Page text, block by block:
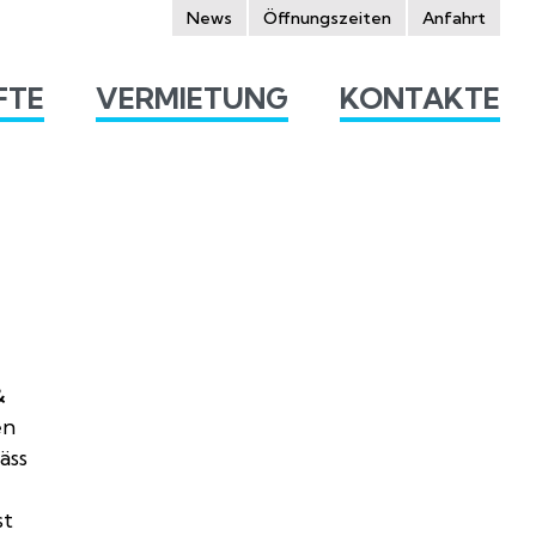
News Öffnungszeiten Anfahrt
VERMIETUNG KONTAKTE